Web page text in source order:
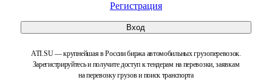
Регистрация
Вход
ATI.SU — крупнейшая в России биржа автомобильных грузоперевозок.
Зарегистрируйтесь и получите доступ к тендерам на перевозки, заявкам
на перевозку грузов и поиск транспорта